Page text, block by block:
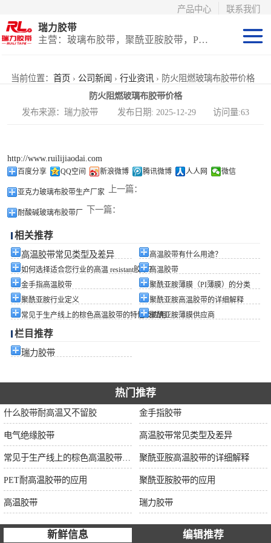
联系我们
产品中心
瑞力胶带
主营：玻璃布胶带，聚酰亚胺胶带，PET高温胶带，耐高温保护膜
当前位置： 首页 › 公司新闻 › 行业资讯 › 防火阻燃玻璃布胶带价格
防火阻燃玻璃布胶带价格
发布来源：瑞力胶带 发布日期: 2025-12-29 访问量:63
http://www.ruilijiaodai.com
百度分享 QQ空间 新浪微博 腾讯微博 人人网 微信
上一篇：
亚克力玻璃布胶带生产厂家
下一篇：
耐酸碱玻璃布胶带厂
相关推荐
高温胶带常见类型及差异
高温胶带有什么用途？
如何选择适合您行业的高温 resistant胶带？高温胶带
金手指高温胶带
聚酰亚胺薄膜（PI薄膜）的分类
聚酰亚胺行业定义
聚酰亚胺高温胶带的详细解释
常见于生产线上的棕色高温胶带的特性及应用聚酰亚胺薄膜供应商
栏目推荐
瑞力胶带
热门推荐
什么胶带耐高温又不留胶 金手指胶带
电气绝缘胶带 高温胶带常见类型及差异
聚酰亚胺高温胶带的详细解释
PET耐高温胶带的应用 聚酰亚胺胶带的应用
高温胶带 瑞力胶带
新鲜信息 编辑推荐
聚酰亚胺系列
玻璃布胶带（特
（保护膜）
等离子热喷涂胶
带
防火陶瓷化硅胶
带